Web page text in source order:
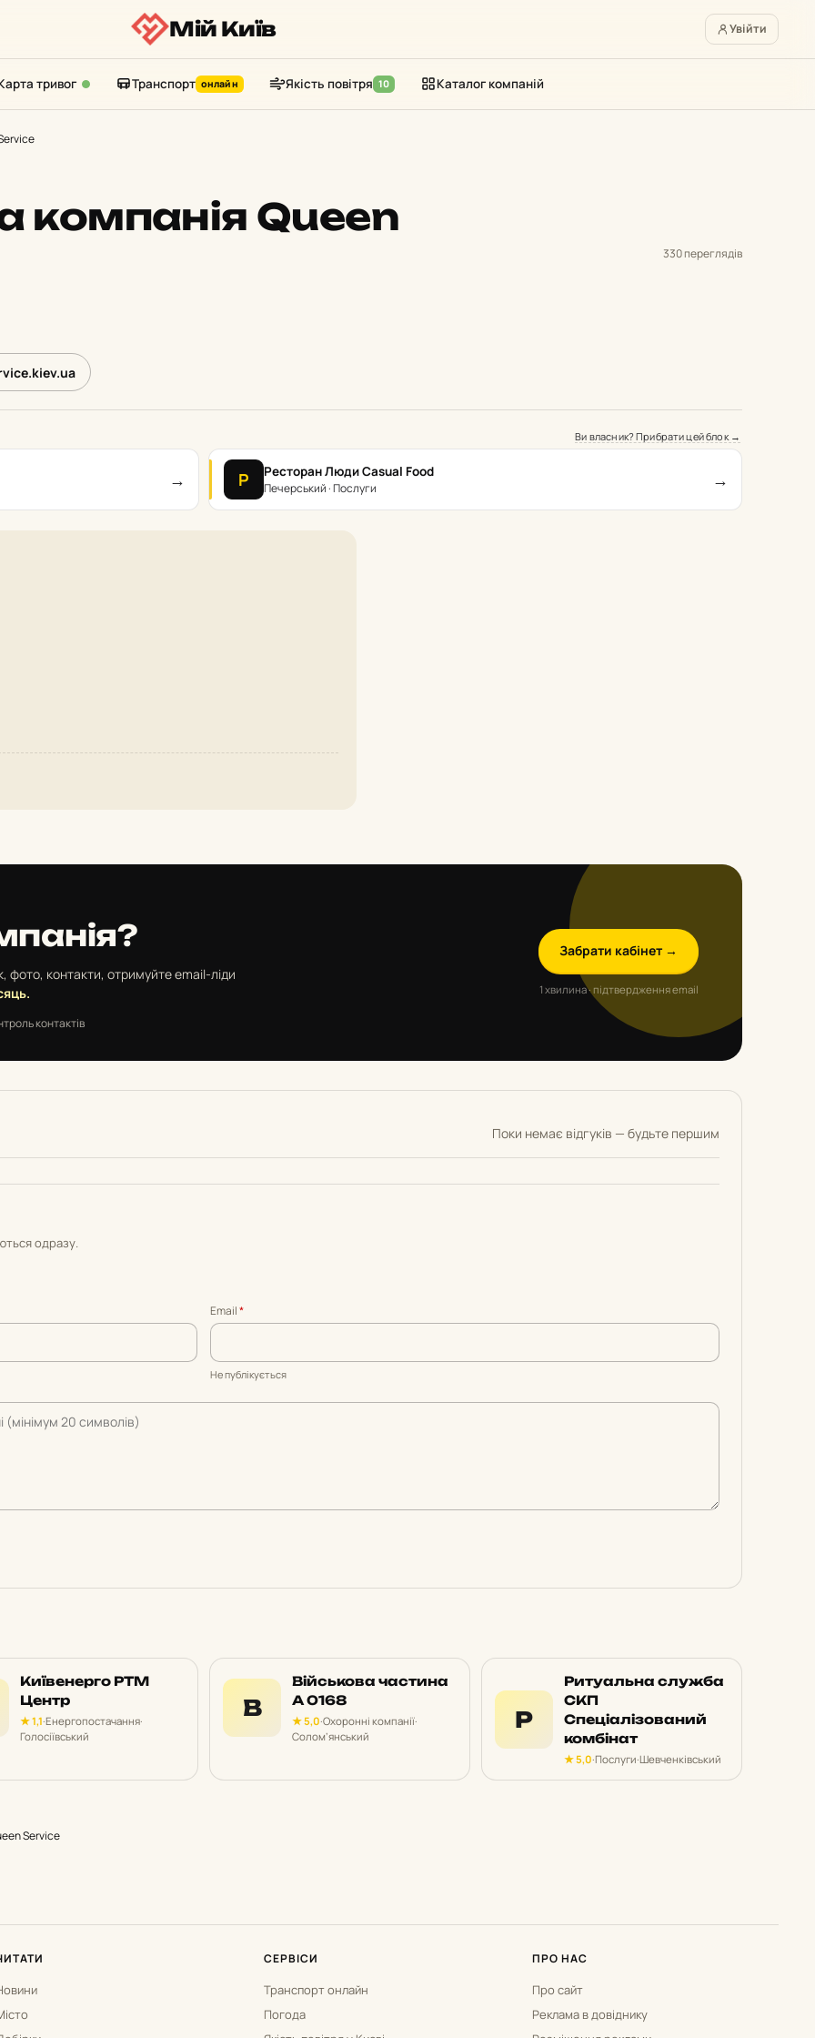
Мій Київ Увійти
тривог Транспорт онлайн Якість повітря 10 Каталог компаній
компанія Queen
330 переглядів
Ви власник? Прибрати цей блок →
→ Р Ресторан Люди Casual Food
Печерський · Послуги →
фото, контакти, отримуйте email-ліди
контактів
Забрати кабінет →
1 хвилина · підтвердження email
Поки немає відгуків — будьте першим
одразу.
Email*
Не публікується
Київенерго РТМ
Центр
★ 1,1·Енергопостачання·
Голосіївський
В
Військова частина
А 0168
★ 5,0·Охоронні компанії·
Солом’янський
Р
Ритуальна служба
СКП
Спеціалізований
комбінат
★ 5,0·Послуги·Шевченківський
Service
СЕРВІСИ
Транспорт онлайн
Погода
ПРО НАС
Про сайт
Реклама в довіднику